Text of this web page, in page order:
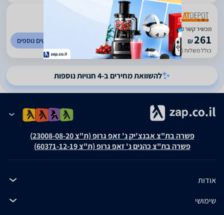
0
(
100
)
מכשיר קשר Discovery DS840
₪261
כולל משלוח (39 ₪) עד 7 ימי עסקים
לפרטים נוספים
להשוואת מחירים ב-4 חנויות נוספות
פשרה בת"צ אבנצ'יק נ' זאפ גרופ (ת"צ 23008-08-20)
פשרה בת"צ כהנים נ' זאפ גרופ (ת"צ 60371-12-19)
אודות
שימושי